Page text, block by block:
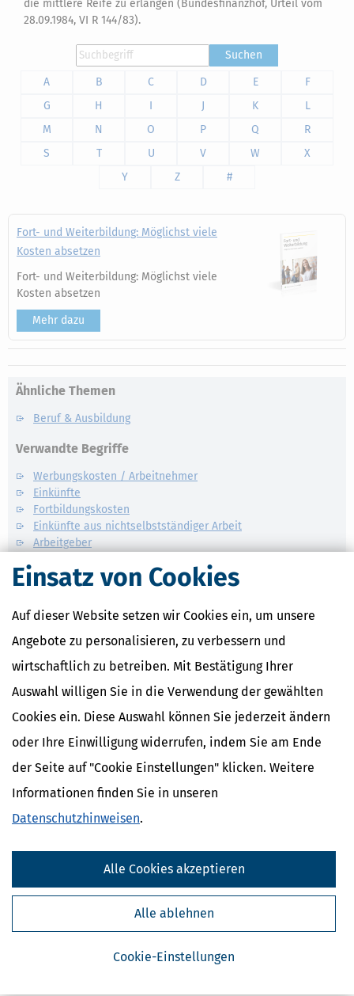
Einsatz von Cookies
Auf dieser Website setzen wir Cookies ein, um unsere
Angebote zu personalisieren, zu verbessern und
wirtschaftlich zu betreiben. Mit Bestätigung Ihrer
Auswahl willigen Sie in die Verwendung der gewählten
Cookies ein. Diese Auswahl können Sie jederzeit ändern
oder Ihre Einwilligung widerrufen, indem Sie am Ende
der Seite auf "Cookie Einstellungen" klicken. Weitere
Informationen finden Sie in unseren
Datenschutzhinweisen.
Cookie-Einstellungen
Alle ablehnen
Alle Cookies akzeptieren
die mittlere Reife zu erlangen (Bundesfinanzhof, Urteil vom
28.09.1984, VI R 144/83).
Suchen
A
B C D E
F
G
H I J K
L
M
N O P Q
R
S
T U V W
X
Y
Z #
Fort- und Weiterbildung: Möglichst viele
Kosten absetzen
Fort- und Weiterbildung: Möglichst viele
Kosten absetzen
Mehr dazu
Ähnliche Themen
Beruf & Ausbildung
Verwandte Begriffe
Werbungskosten / Arbeitnehmer
Einkünfte
Fortbildungskosten
Einkünfte aus nichtselbstständiger Arbeit
Arbeitgeber
Arbeitnehmer
Steuertipps Selbstständige
von Steuertipps abonnieren. Die
Meine Einwilligung kann ich jederzeit durch